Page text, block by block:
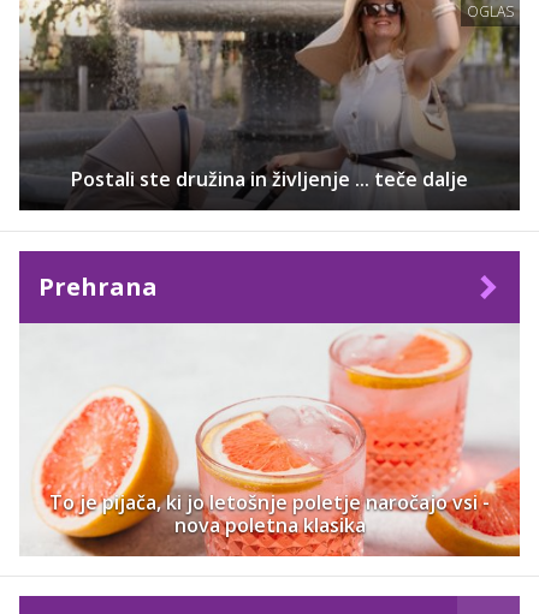
OGLAS
Postali ste družina in življenje ... teče dalje
Prehrana
To je pijača, ki jo letošnje poletje naročajo vsi -
nova poletna klasika